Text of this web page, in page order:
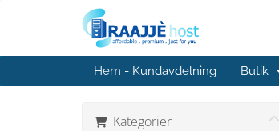
Hem - Kundavdelning Butik
Kategorier